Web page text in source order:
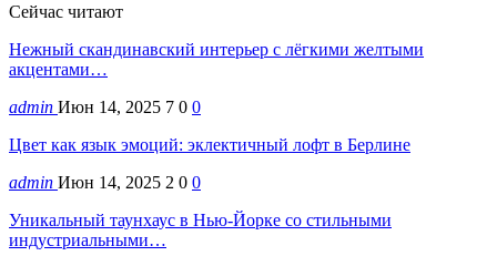
Сейчас читают
Нежный скандинавский интерьер с лёгкими желтыми
акцентами…
admin Июн 14, 2025 7 0 0
Цвет как язык эмоций: эклектичный лофт в Берлине
admin Июн 14, 2025 2 0 0
Уникальный таунхаус в Нью-Йорке со стильными
индустриальными…